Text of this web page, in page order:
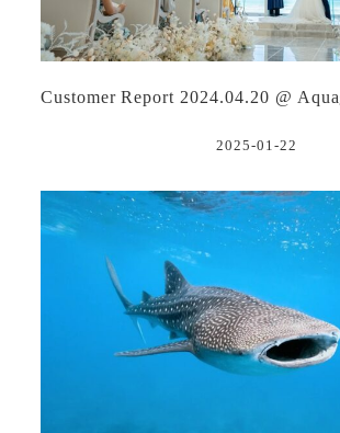
Customer Report 2024.04.20 @
2025-01-22